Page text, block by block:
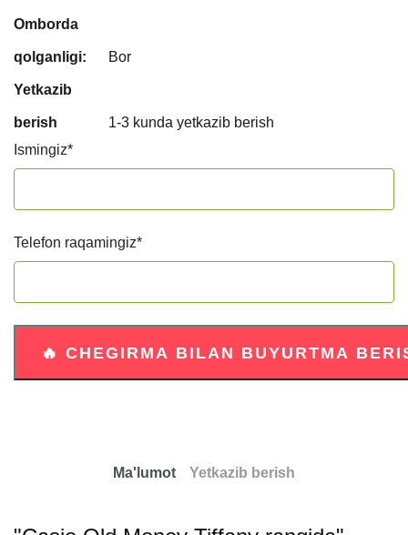
Omborda
qolganligi: Bor
Yetkazib
berish
1-3 kunda yetkazib berish
Ismingiz*
Telefon raqamingiz*
Ma'lumot Yetkazib berish